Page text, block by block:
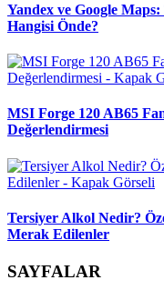
Yandex ve Google
Hangisi Önde?
MSI Forge 120 AB65
Değerlendirmesi
Tersiyer Alkol Nedir?
Merak Edilenler
SAYFALAR